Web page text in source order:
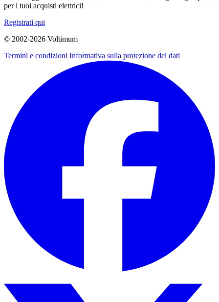
per i tuoi acquisti elettrici!
Registrati qui
© 2002-2026 Voltimum
Termini e condizioni Informativa sulla protezione dei dati